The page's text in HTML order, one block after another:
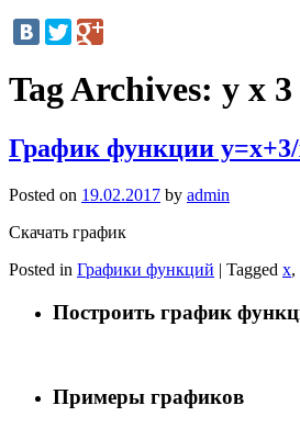
Tag Archives: y x 3
График функции
Posted on 19.02.2017 by admin
Скачать график
Posted in Графики функций | Tagged x,
Построить график
Примеры графиков